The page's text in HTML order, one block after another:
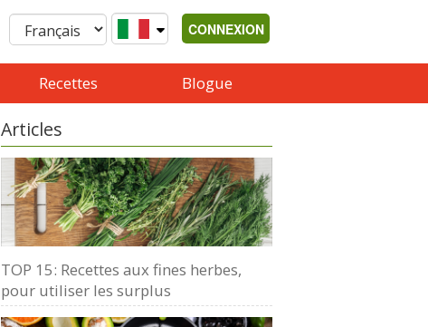
CONNEXION
Recettes Blogue
Articles
TOP 15: Recettes aux fines herbes,
pour utiliser les surplus